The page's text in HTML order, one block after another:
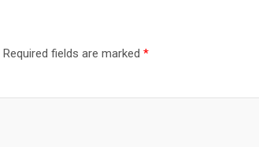
Required fields are marked *